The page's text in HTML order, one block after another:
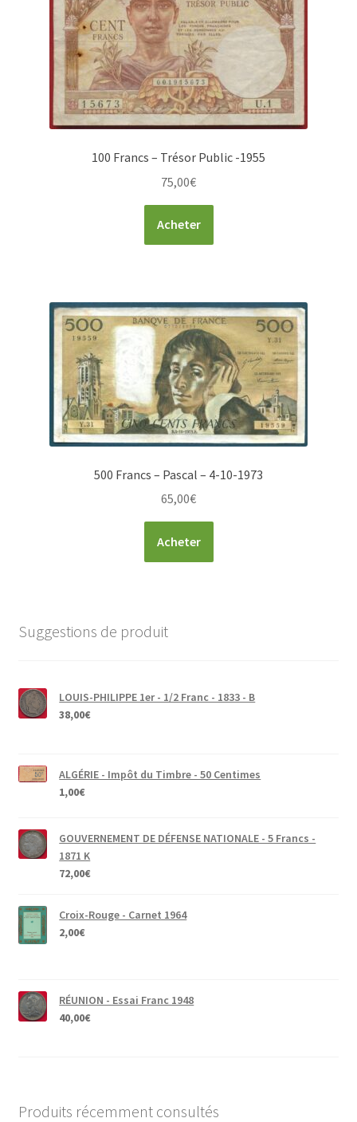
100 Francs – Trésor Public -1955
75,00€
Acheter
500 Francs – Pascal – 4-10-1973
65,00€
Acheter
Suggestions de produit
LOUIS-PHILIPPE 1er - 1/2 Franc - 1833 - B
38,00€
ALGÉRIE - Impôt du Timbre - 50 Centimes
1,00€
GOUVERNEMENT DE DÉFENSE NATIONALE - 5 Francs -
1871 K
72,00€
Croix-Rouge - Carnet 1964
2,00€
RÉUNION - Essai Franc 1948
40,00€
Produits récemment consultés